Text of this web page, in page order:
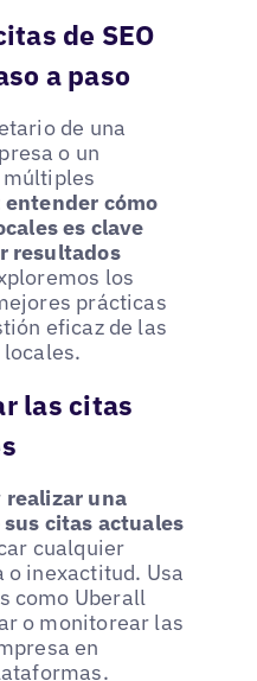
de SEO
a paso
de una
o un
múltiples
entender cómo
es clave
resultados
los
prácticas
eficaz de las
locales.
las citas
realizar una
citas actuales
cualquier
o inexactitud. Usa
como Uberall
o monitorear las
en